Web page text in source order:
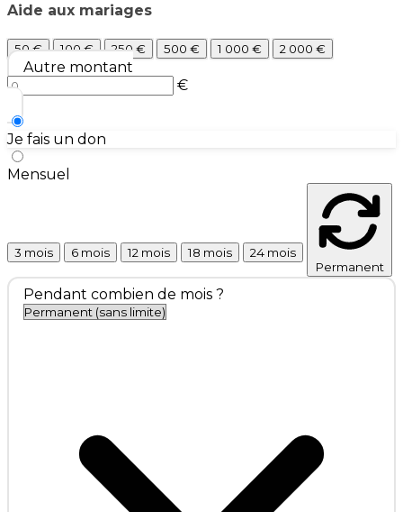
Aide aux mariages
50 € 100 € 250 € 500 € 1 000 € 2 000 €
Autre montant
€
Je fais un don
Mensuel
3 mois 6 mois 12 mois 18 mois
24 mois
Permanent
Pendant combien de mois ?